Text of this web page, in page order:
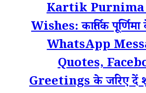
Kartik Purnima
Wishes: कार्तिक
WhatsApp
Quotes,
Greetings के जरिए दें